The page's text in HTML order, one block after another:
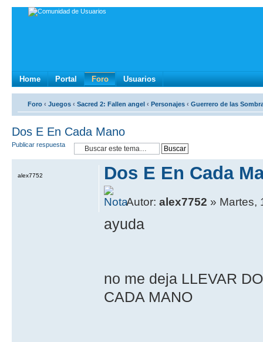
Home Portal Foro Usuarios
Foro ‹ Juegos ‹ Sacred 2: Fallen angel ‹ Personajes ‹ Guerrero de las
Dos E En Cada Mano
Publicar respuesta
Dos E En Cada
Autor:alex7752 » Martes,
ayuda
no me deja LLEVAR
CADA MANO
alex7752